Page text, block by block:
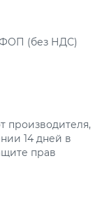
ФОП (без НДС)
производителя,
14 дней в
прав